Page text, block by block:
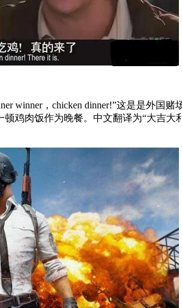
，chicken dinner!”这是是外国赌
鸡肉饭作为晚餐。中文翻译为“大吉大